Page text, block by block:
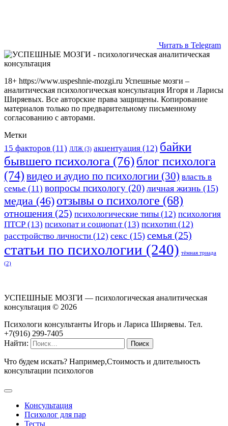
Читать в Telegram
18+ https://www.uspeshnie-mozgi.ru Успешные мозги –
аналитическая психологическая консультация Игоря и Ларисы
Ширяевых. Все авторские права защищены. Копирование
материалов только по предварительному письменному
согласованию с авторами.
Метки
15 факторов (11) ЛЛЖ (3) акцентуация (12) байки
бывшего психолога (76)блог психолога
(74) видео и аудио по психологии (30) власть в
семье (11) вопросы психологу (20) личная жизнь (15)
медиа (46) отзывы о психологе (68)
отношения (25) психологические типы (12) психология
ПТСР (13) психопат и социопат(13) психотип (12)
расстройство личности (12) секс (15) семья (25)
статьи по психологии (240) тёмная триада
(2)
УСПЕШНЫЕ МОЗГИ — психологическая аналитическая
консультация © 2026
Психологи консультанты Игорь и Лариса Ширяевы. Тел.
+7(916) 299-7405
Найти:
Что будем искать? Например,Стоимость и длительность
консультации психологов
Консультация
Психолог для пар
Тесты